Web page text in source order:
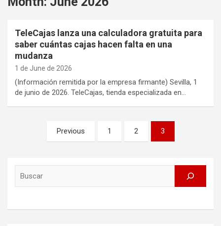
TeleCajas lanza una calculadora gratuita para
saber cuántas cajas hacen falta en una
mudanza
1 de June de 2026
(Información remitida por la empresa firmante) Sevilla, 1
de junio de 2026. TeleCajas, tienda especializada en…
pagination
Previous 1 2 3